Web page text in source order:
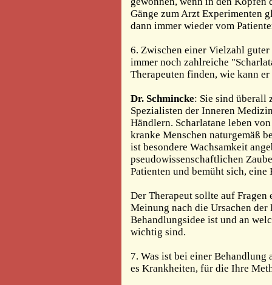
Gänge zum Arzt Experimenten
dann immer wieder vom
6. Zwischen einer Vielzahl
immer noch zahlreiche
Therapeuten finden, wie kann
Dr. Schmincke: Sie sind überall
Spezialisten der Inneren
Händlern. Scharlatane leben
kranke Menschen naturgemäß
ist besondere Wachsamkeit
pseudowissenschaftlichen
Patienten und bemüht sich,
Der Therapeut sollte auf
Meinung nach die Ursachen
Behandlungsidee ist und an
wichtig sind.
7. Was ist bei einer
es Krankheiten, für die Ihre